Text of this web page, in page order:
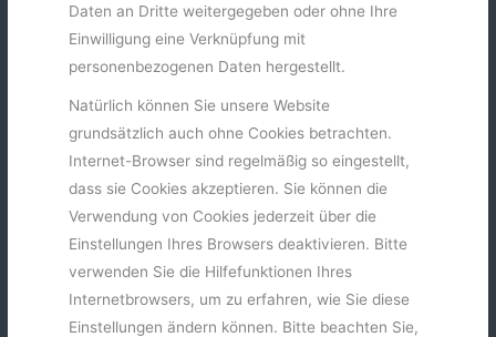
Daten an Dritte weitergegeben oder ohne Ihre
Einwilligung eine Verknüpfung mit
personenbezogenen Daten hergestellt.
Natürlich können Sie unsere Website
grundsätzlich auch ohne Cookies betrachten.
Internet-Browser sind regelmäßig so eingestellt,
dass sie Cookies akzeptieren. Sie können die
Verwendung von Cookies jederzeit über die
Einstellungen Ihres Browsers deaktivieren. Bitte
verwenden Sie die Hilfefunktionen Ihres
Internetbrowsers, um zu erfahren, wie Sie diese
Einstellungen ändern können. Bitte beachten Sie,